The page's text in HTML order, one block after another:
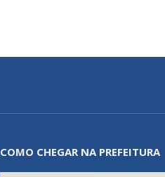
COMO CHEGAR NA PREFEITURA